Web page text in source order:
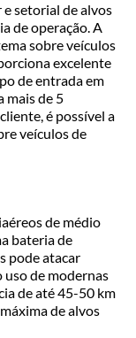
setorial de alvos
de operação. A
sobre veículos
excelente
de entrada em
mais de 5
é possível a
veículos de
de médio
bateria de
pode atacar
uso de modernas
de até 45-50 km
de alvos